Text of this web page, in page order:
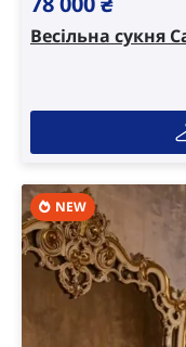
Весільна сукня
NEW